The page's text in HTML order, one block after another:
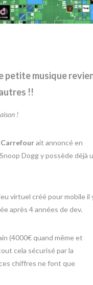
petite musique
!!
!
Carrefourait annoncé en
Dogg y possède déjà
virtuel créé pour mobile il
après 4 années de dev.
(4000€ quand même et
cela sécurisé par la
chiffres ne font que